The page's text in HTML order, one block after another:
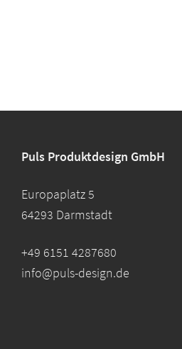
Puls Produktdesign GmbH
Europaplatz 5
64293 Darmstadt
+49 6151 4287680
info@puls-design.de